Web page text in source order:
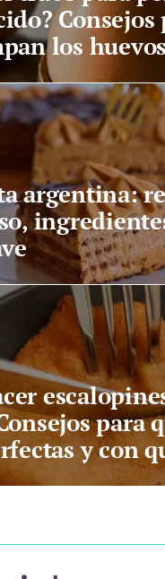
Consejos
los
argentina:
para
y con